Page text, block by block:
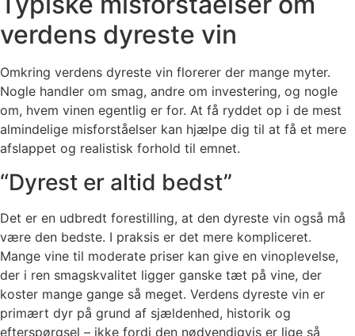
verdens dyreste vin
Omkring verdens dyreste vin florerer der mange myter.
Nogle handler om smag, andre om investering, og nogle
om, hvem vinen egentlig er for. At få ryddet op i de mest
almindelige misforståelser kan hjælpe dig til at få et mere
afslappet og realistisk forhold til emnet.
“Dyrest er altid bedst”
Det er en udbredt forestilling, at den dyreste vin også må
være den bedste. I praksis er det mere kompliceret.
Mange vine til moderate priser kan give en vinoplevelse,
der i ren smagskvalitet ligger ganske tæt på vine, der
koster mange gange så meget. Verdens dyreste vin er
primært dyr på grund af sjældenhed, historik og
efterspørgsel – ikke fordi den nødvendigvis er lige så